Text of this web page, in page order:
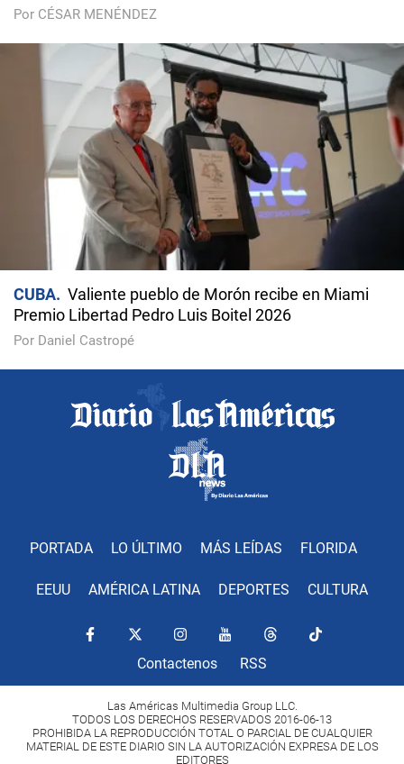
Por CÉSAR MENÉNDEZ
CUBA
Valiente pueblo de Morón recibe en Miami
Premio Libertad Pedro Luis Boitel 2026
Por Daniel Castropé
PORTADA LO ÚLTIMO MÁS LEÍDAS FLORIDA
EEUU AMÉRICA LATINA DEPORTES CULTURA
Contactenos RSS
Las Américas Multimedia Group LLC.
TODOS LOS DERECHOS RESERVADOS 2016-06-13
PROHIBIDA LA REPRODUCCIÓN TOTAL O PARCIAL DE CUALQUIER
MATERIAL DE ESTE DIARIO SIN LA AUTORIZACIÓN EXPRESA DE LOS
EDITORES